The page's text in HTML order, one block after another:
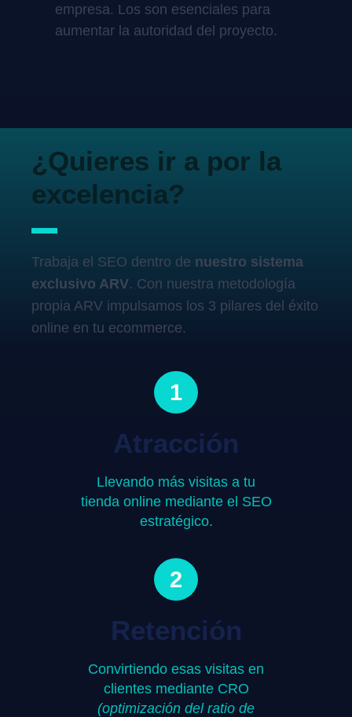
empresa. Los son esenciales para
aumentar la autoridad del proyecto.
¿Quieres ir a por la
excelencia?
Trabaja el SEO dentro de nuestro sistema
exclusivo ARV. Con nuestra metodología
propia ARV impulsamos los 3 pilares del éxito
online en tu ecommerce.
1
Atracción
Llevando más visitas a tu
tienda online mediante el SEO
estratégico.
2
Retención
Convirtiendo esas visitas en
clientes mediante CRO
(optimización del ratio de